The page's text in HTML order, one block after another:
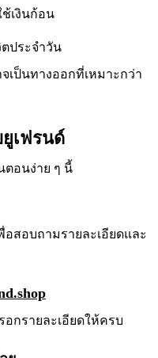
ช้เงินก้อน
ประจำวัน
ป็นทางออกที่เหมาะกว่า
เฟรนด์
ตอนง่าย ๆ นี้
อสอบถามรายละเอียดและ
อกรายละเอียดให้ครบ